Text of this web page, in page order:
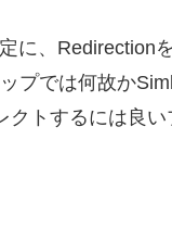
に、Redirection
プでは何故か
トするには良